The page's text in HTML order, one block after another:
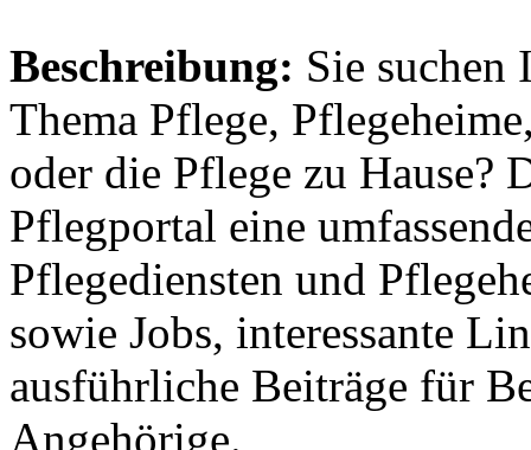
Beschreibung: Sie suchen
Thema Pflege,
oder die Pflege zu Hause?
Pflegportal eine
Pflegediensten und
sowie Jobs, interessante
ausführliche Beiträge für
Angehörige.